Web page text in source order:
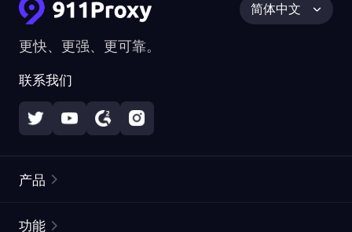
更快、更强、更可靠。
联系我们
简体中文
产品
功能